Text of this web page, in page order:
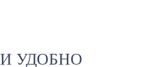
УДОБНО